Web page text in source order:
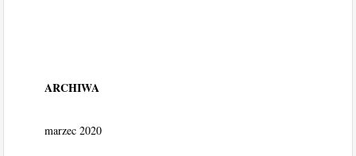
ARCHIWA
marzec 2020